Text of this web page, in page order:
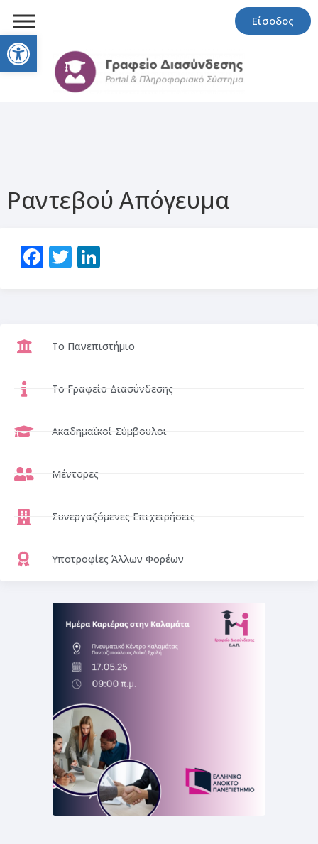
Open toolbar
Είσοδος
Ραντεβού Απόγευμα
Facebook
Twitter
Το Πανεπιστήμιο
Το Γραφείο Διασύνδεσης
Ακαδημαϊκοί Σύμβουλοι
Μέντορες
Συνεργαζόμενες Επιχειρήσεις
Υποτροφίες Άλλων Φορέων